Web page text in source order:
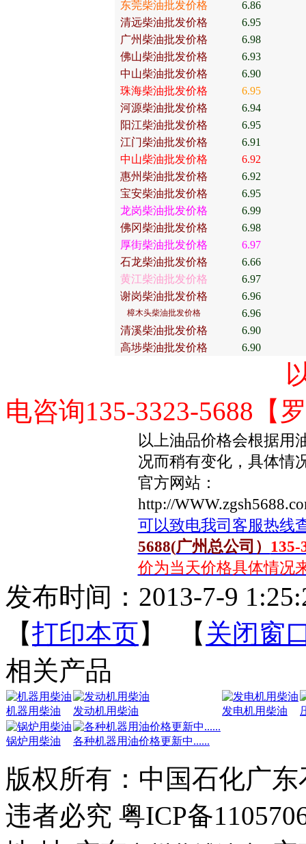
东莞柴油批发价格
6.86
清远柴油批发价格
6.95
广州柴油批发价格
6.98
佛山柴油批发价格
6.93
中山柴油批发价格
6.90
珠海柴油批发价格
6.95
河源柴油批发价格
6.94
阳江柴油批发价格
6.95
江门柴油批发价格
6.91
中山柴油批发价格
6.92
惠州柴油批发价格
6.92
宝安柴油批发价格
6.95
龙岗柴油批发价格
6.99
佛冈柴油批发价格
6.98
厚街柴油批发价格
6.97
石龙柴油批发价格
6.66
黄江柴油批发价格
6.97
谢岗柴油批发价格
6.96
樟木头柴油批发价格
6.96
清溪柴油批发价格
6.90
高埗柴油批发价格
6.90
以上报价为当
电咨询135-3323-5688【
以上油品价格会根据用
况而稍有变化，具体情
官方网站：
http://
可以致电我司客服热线
5688(广州总公司） 135-
价为当天价格具体情况
发布时间：2013-7-9
【打印本页】 【 关闭窗
相关产品
机器用柴油 发动机用柴油 发电机用柴油
锅炉用柴油 各种机器用油价格更新中......
版权所有： 中国石化广
违者必究 粤ICP备